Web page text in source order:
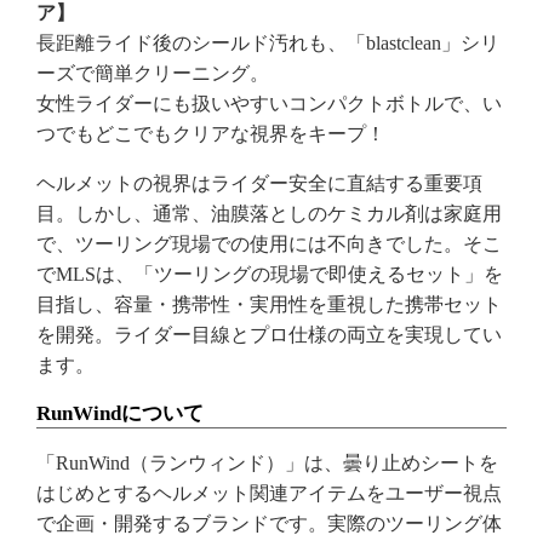
ア】
長距離ライド後のシールド汚れも、「blastclean」シリ
ーズで簡単クリーニング。
女性ライダーにも扱いやすいコンパクトボトルで、い
つでもどこでもクリアな視界をキープ！
ヘルメットの視界はライダー安全に直結する重要項
目。しかし、通常、油膜落としのケミカル剤は家庭用
で、ツーリング現場での使用には不向きでした。そこ
でMLSは、「ツーリングの現場で即使えるセット」を
目指し、容量・携帯性・実用性を重視した携帯セット
を開発。ライダー目線とプロ仕様の両立を実現してい
ます。
RunWindについて
「RunWind（ランウィンド）」は、曇り止めシートを
はじめとするヘルメット関連アイテムをユーザー視点
で企画・開発するブランドです。実際のツーリング体